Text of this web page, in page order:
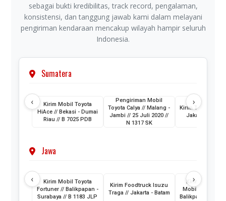
sebagai bukti kredibilitas, track record, pengalaman,
konsistensi, dan tanggung jawab kami dalam melayani
pengiriman kendaraan mencakup wilayah hampir seluruh
Indonesia.
Sumatera
‹
Kirim Mobil Toyota
HiAce // Bekasi - Dumai
Riau // B 7025 PDB
Pengiriman Mobil
Toyota Calya // Malang -
Jambi // 25 Juli 2020 //
N 1317 SK
Kirim Truk Hino
Jakarta -
›
Jawa
‹
Kirim Mobil Toyota
Fortuner // Balikpapan -
Surabaya // B 1183 JLP
Kirim Foodtruck Isuzu
Traga // Jakarta - Batam
Kirim Mobil
Mobilio //
Balikpapan // H
›